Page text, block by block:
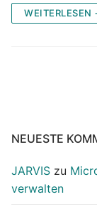
WEITERLESEN
NEUESTE
JARVIS zu
verwalten